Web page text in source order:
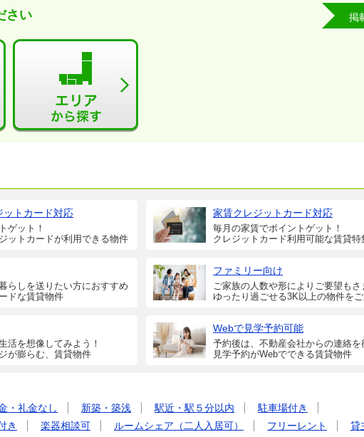
さい 掲
ットカード対応
ゲット！
ットカードが利用できる物件
家賃クレジットカード対応
毎月の家賃でポイントゲット！
クレジットカード利用可能な賃貸特
らしを送りたい方におすすめ
ドな賃貸物件
ファミリー向け
ご家族の人数や形によりご要望もさ
ゆったり過ごせる3K以上の物件をご
活を想像してみよう！
が膨らむ、賃貸物件
Webで見学予約可能
予約後は、不動産会社からの連絡を
見学予約がWebでできる賃貸物件
・礼金なし 新築・築浅 駅近・駅５分以内
駐車場付き
き 楽器相談可 ルームシェア（二人入居可） フリーレント
貸